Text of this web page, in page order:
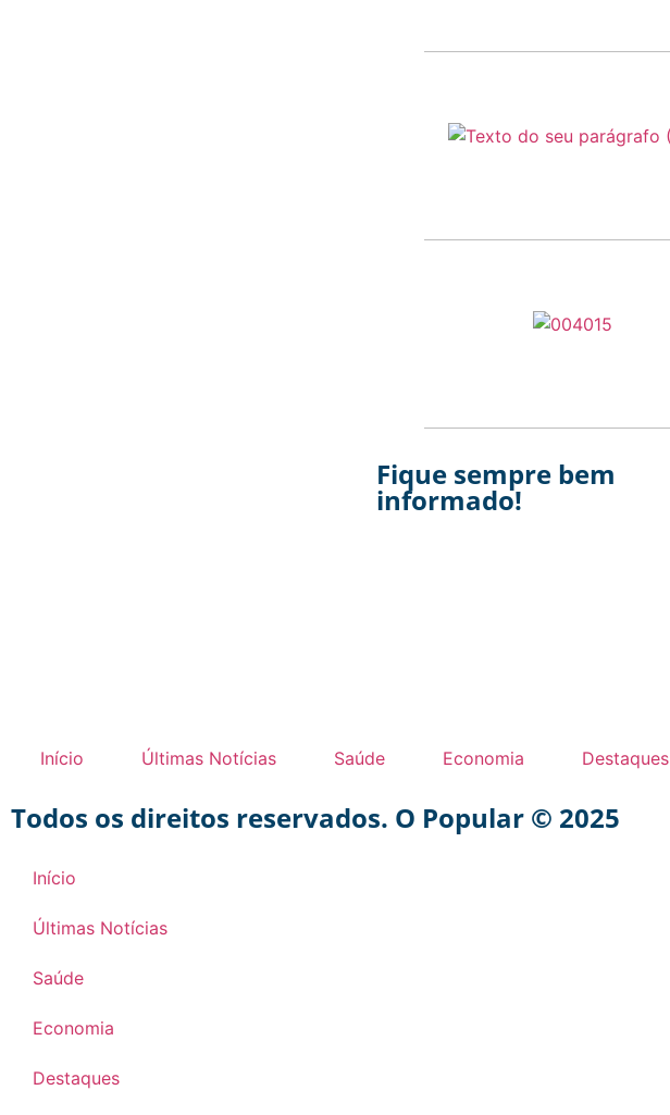
Fique sempre bem
informado!
Início Últimas Notícias Saúde Economia Destaques
Todos os direitos reservados. O Popular © 2025
Início
Últimas Notícias
Saúde
Economia
Destaques